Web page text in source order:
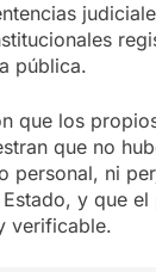
pública.
que los
que no
personal, ni
y que
verificable.